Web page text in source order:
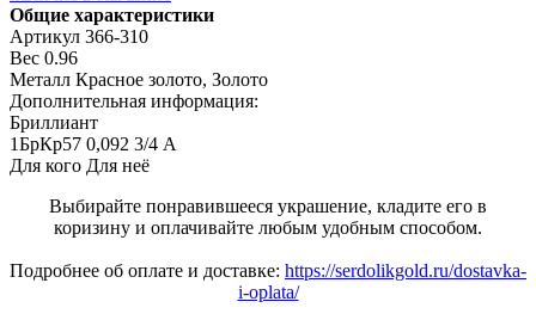
Общие характеристики
Артикул 366-310
Вес 0.96
Металл Красное золото, Золото
Дополнительная информация:
Бриллиант
1БрКр57 0,092 3/4 А
Для кого Для неё
Выбирайте понравившееся украшение, кладите его в
коризину и оплачивайте любым удобным способом.
Подробнее об оплате и доставке: https://serdolikgold.ru/dostavka-
i-oplata/